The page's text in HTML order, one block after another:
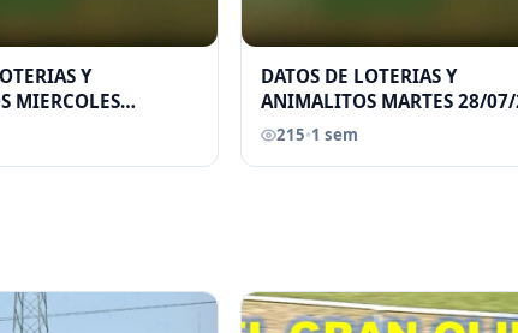
Y
MIERCOLES
JOSE
DATOS DE LOTERIAS Y
ANIMALITOS MARTES 28/07/
ELGRANDATERO JOSE EREU
215•1 sem